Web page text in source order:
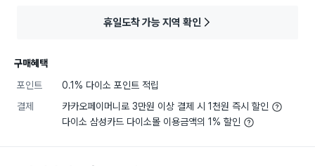
휴일도착 가능 지역 확인
구매혜택
포인트
0.1% 다이소 포인트 적립
결제
카카오페이머니로 3만원 이상 결제 시 1천원 즉시 할인
다이소 삼성카드 다이소몰 이용금액의 1% 할인